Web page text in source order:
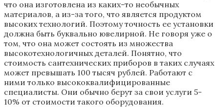
что она изготовлена из каких-то необычных
материалов, а из-за того, что является продуктом
высоких технологий. Поэтому точность ее установки
должна быть буквально ювелирной. Не говоря уже о
том, что она может состоять из множества
высокотехнологичных деталей. Понятно, что
стоимость сантехнических приборов в таких случаях
может превышать 100 тысяч рублей. Работают с
ними только высококвалифицированные
специалисты. Они обычно берут за свои услуги 5-
10% от стоимости такого оборудования.